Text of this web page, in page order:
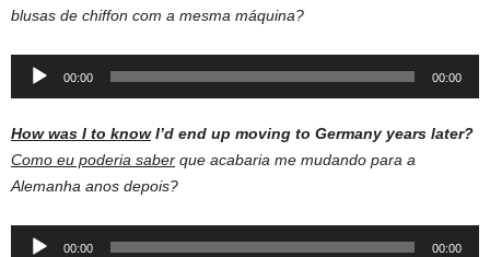
blusas de chiffon com a mesma máquina?
Audio
00:00 00:00
How was I to knowI’d end up moving to Germany years later?
Como eu poderia saber que acabaria me mudando para a
Alemanha anos depois?
Audio
00:00 00:00